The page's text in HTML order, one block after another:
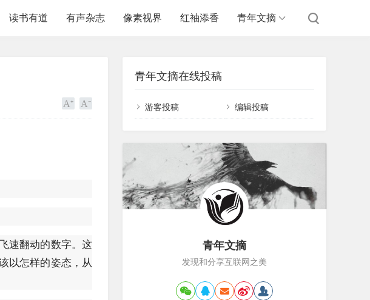
读书有道 有声杂志 像素视界 红袖添香 青年文摘
速翻动的数字。这
以怎样的姿态，从
青年文摘在线投稿
游客投稿 编辑投稿
青年文摘
发现和分享互联网之美